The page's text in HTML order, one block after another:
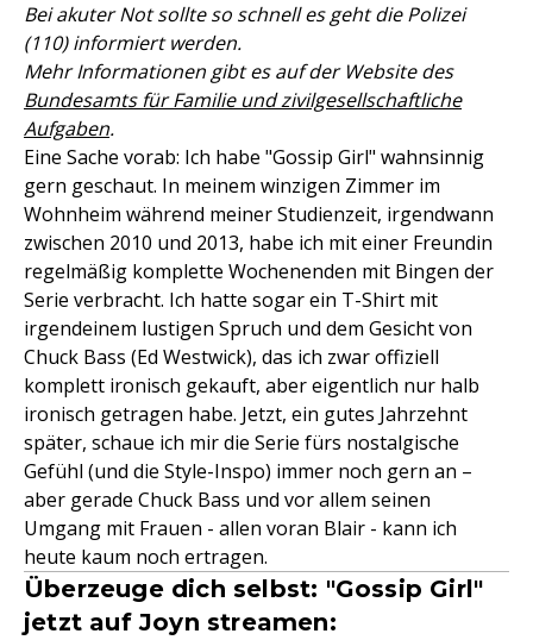
Bei akuter Not sollte so schnell es geht die Polizei
(110) informiert werden.
Mehr Informationen gibt es auf der Website des
Bundesamts für Familie und zivilgesellschaftliche
Aufgaben.
Eine Sache vorab: Ich habe "Gossip Girl" wahnsinnig
gern geschaut. In meinem winzigen Zimmer im
Wohnheim während meiner Studienzeit, irgendwann
zwischen 2010 und 2013, habe ich mit einer Freundin
regelmäßig komplette Wochenenden mit Bingen der
Serie verbracht. Ich hatte sogar ein T-Shirt mit
irgendeinem lustigen Spruch und dem Gesicht von
Chuck Bass (Ed Westwick), das ich zwar offiziell
komplett ironisch gekauft, aber eigentlich nur halb
ironisch getragen habe. Jetzt, ein gutes Jahrzehnt
später, schaue ich mir die Serie fürs nostalgische
Gefühl (und die Style-Inspo) immer noch gern an –
aber gerade Chuck Bass und vor allem seinen
Umgang mit Frauen - allen voran Blair - kann ich
heute kaum noch ertragen.
Überzeuge dich selbst: "Gossip Girl"
jetzt auf Joyn streamen: